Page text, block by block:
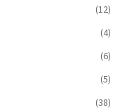
(12)
(4)
(6)
(5)
(38)